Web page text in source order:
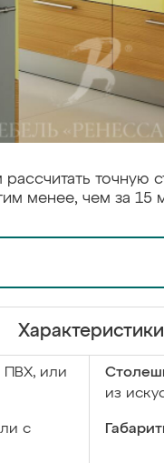
точную
менее, чем за 15
Характеристики
или
из
с